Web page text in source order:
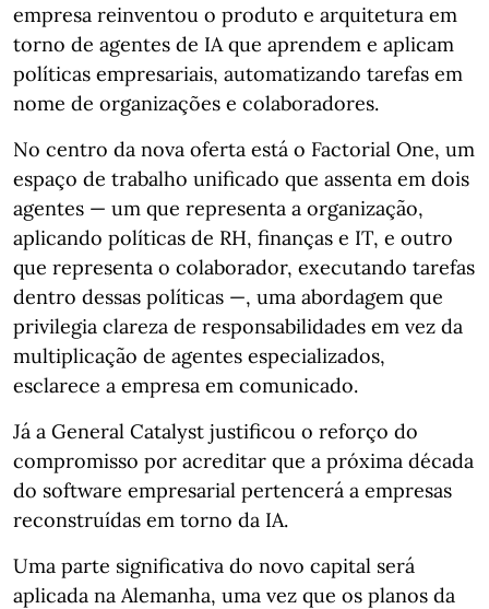
empresa reinventou o produto e arquitetura em
torno de agentes de IA que aprendem e aplicam
políticas empresariais, automatizando tarefas em
nome de organizações e colaboradores.
No centro da nova oferta está o Factorial One, um
espaço de trabalho unificado que assenta em dois
agentes — um que representa a organização,
aplicando políticas de RH, finanças e IT, e outro
que representa o colaborador, executando tarefas
dentro dessas políticas —, uma abordagem que
privilegia clareza de responsabilidades em vez da
multiplicação de agentes especializados,
esclarece a empresa em comunicado.
Já a General Catalyst justificou o reforço do
compromisso por acreditar que a próxima década
do software empresarial pertencerá a empresas
reconstruídas em torno da IA.
Uma parte significativa do novo capital será
aplicada na Alemanha, uma vez que os planos da